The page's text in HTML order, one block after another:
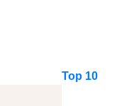
Top 10